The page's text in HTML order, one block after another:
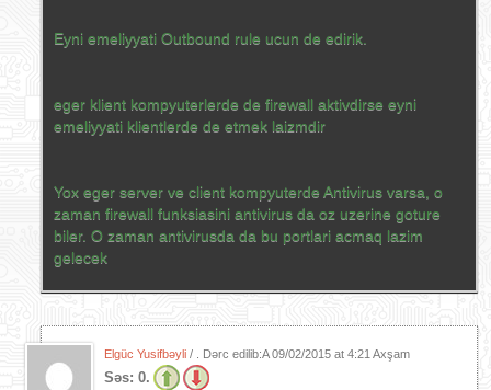
Eyni emeliyyati Outbound rule ucun de edirik.
eger klient kompyuterlerde de firewall aktivdirse eyni
emeliyyati klientlerde de etmek laizmdir
Yox eger server ve client kompyuterde Antivirus varsa, o
zaman firewall funksiasini antivirus da oz uzerine goture
biler. O zaman antivirusda da bu portlari acmaq lazim
gelecek
Elgüc Yusifbəyli / . Dərc edilib:A09/02/2015 at 4:21 Axşam
Səs: 0.